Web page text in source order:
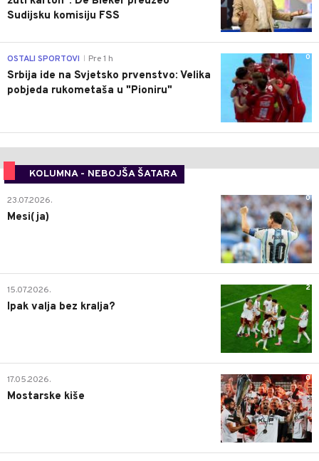
Sudijsku komisiju FSS
0
OSTALI SPORTOVI Pre 1 h
Srbija ide na Svjetsko prvenstvo: Velika
pobjeda rukometaša u "Pioniru"
KOLUMNA - NEBOJŠA ŠATARA
0
23.07.2026.
Mesi(ja)
2
15.07.2026.
Ipak valja bez kralja?
0
17.05.2026.
Mostarske kiše